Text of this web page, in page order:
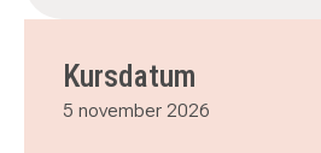
Kursdatum
5 november 2026